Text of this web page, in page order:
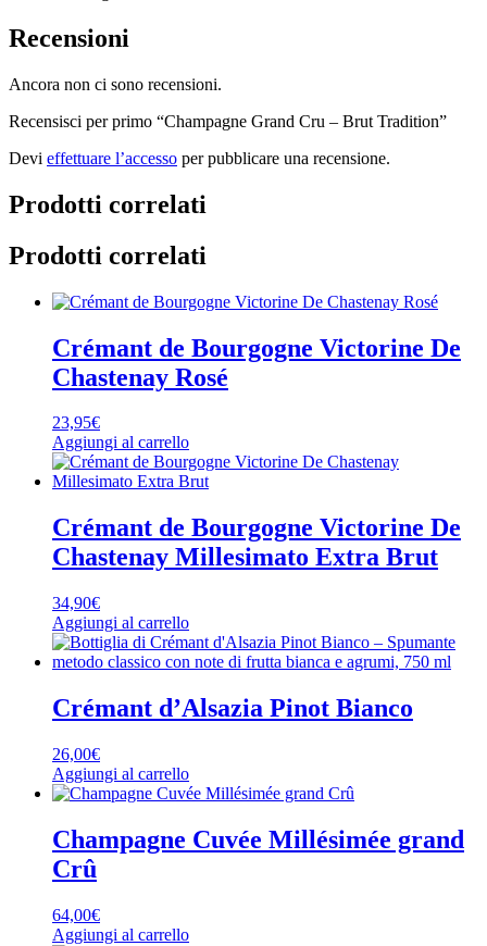
Recensioni
Ancora non ci sono recensioni.
Recensisci per primo “Champagne Grand Cru – Brut Tradition”
Devi effettuare l’accesso per pubblicare una recensione.
Prodotti correlati
Prodotti correlati
Crémant de Bourgogne Victorine De
Chastenay Rosé
23,95€
Aggiungi al carrello
Crémant de Bourgogne Victorine De
Chastenay Millesimato Extra Brut
34,90€
Aggiungi al carrello
Crémant d’Alsazia Pinot Bianco
26,00€
Aggiungi al carrello
Champagne Cuvée Millésimée grand
Crû
64,00€
Aggiungi al carrello